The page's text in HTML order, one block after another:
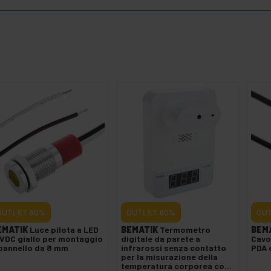
60%
Luce pilota a LED
giallo per montaggio
da 8 mm
OUTLET 60%
BEMATIK Termometro
digitale da parete a
infrarossi senza contatto
per la misurazione della
temperatura corporea con
PDA